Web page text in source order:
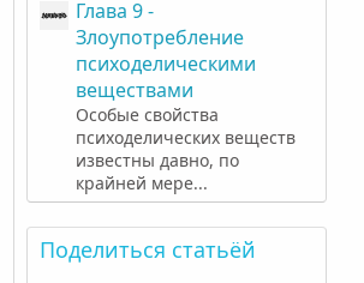
Глава 9 -
Злоупотребление
психоделическими
веществами
Особые свойства
психоделических веществ
известны давно, по
крайней мере...
Поделиться статьёй